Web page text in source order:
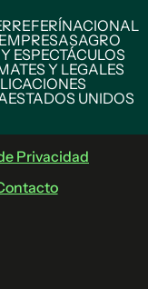
REFERÍNACIONAL
AGRO
ESPECTÁCULOS
Y LEGALES
ESTADOS UNIDOS
Privacidad